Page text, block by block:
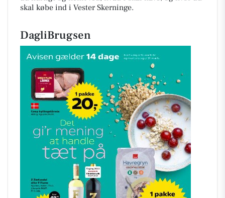
skal købe ind i Vester Skerninge.
DagliBrugsen